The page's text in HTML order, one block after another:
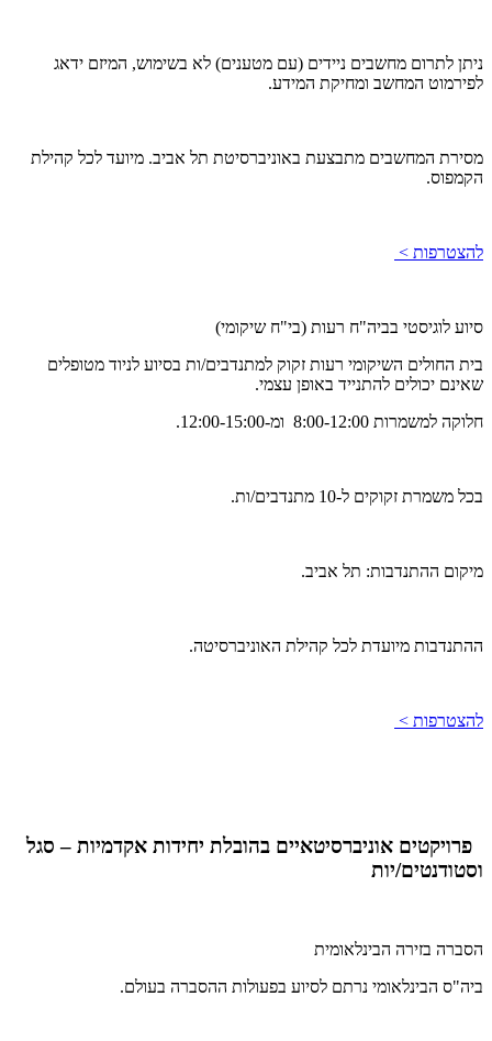
ניתן לתרום מחשבים ניידים (עם מטענים) לא בשימוש, המיזם ידאג
לפירמוט המחשב ומחיקת המידע.
מסירת המחשבים מתבצעת באוניברסיטת תל אביב. מיועד לכל קהילת
הקמפוס.
להצטרפות >
סיוע לוגיסטי בביה"ח רעות (בי"ח שיקומי)
בית החולים השיקומי רעות זקוק למתנדבים/ות בסיוע לניוד מטופלים
שאינם יכולים להתנייד באופן עצמי.
חלוקה למשמרות 8:00-12:00 ומ-12:00-15:00.
בכל משמרת זקוקים ל-10 מתנדבים/ות.
מיקום ההתנדבות: תל אביב.
ההתנדבות מיועדת לכל קהילת האוניברסיטה.
להצטרפות >
פרויקטים אוניברסיטאיים בהובלת יחידות אקדמיות – סגל
וסטודנטים/יות
הסברה בזירה הבינלאומית
ביה"ס הבינלאומי נרתם לסיוע בפעולות ההסברה בעולם.